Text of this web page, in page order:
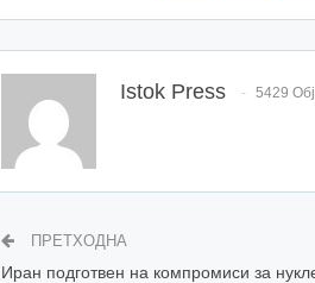
Istok Press 5429
ПРЕТХОДНА
Иран подготвен на компромиси за